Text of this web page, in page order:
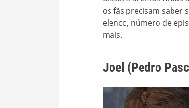
os fãs precisam saber
elenco, número de
mais.
Joel (Pedro